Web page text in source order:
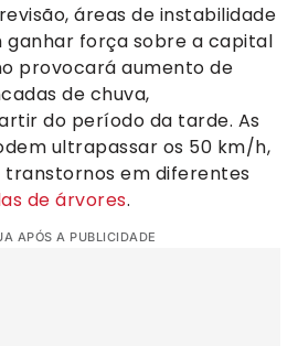
áreas de instabilidade
força sobre a capital
provocará aumento de
de chuva,
do período da tarde. As
ultrapassar os 50 km/h,
transtornos em diferentes
de árvores.
APÓS A PUBLICIDADE